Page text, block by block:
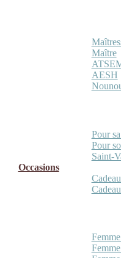
Maître
AESH
Pour
Pour
Saint-
Occasions